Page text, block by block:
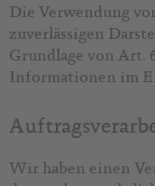
Die Verwendung
zuverlässigen
Grundlage von Art.
Informationen im
Wir haben einen